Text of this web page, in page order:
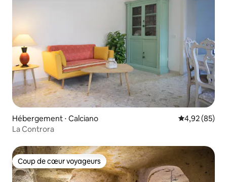
Hébergement ⋅ Calciano Évaluation
4,92 (85)
La Controra
Coup de cœur voyageurs
Coup de cœur voyageurs